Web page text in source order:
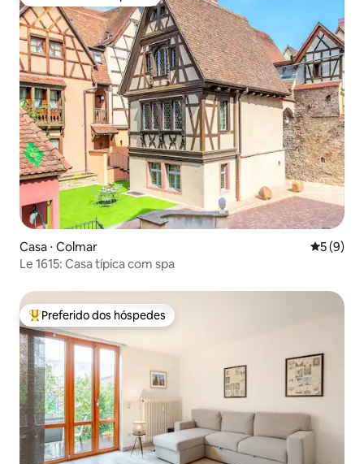
Casa ⋅ Colmar 5 de
5 (9)
Le 1615: Casa típica com spa
Entre os melhores preferidos dos hóspedes
Preferido dos hóspedes